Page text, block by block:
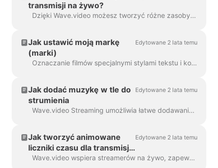
transmisji na żywo?
Dzięki Wave.video możesz tworzyć różne zasoby, aby efektywnie planować, promować, hostować i zmieniać przeznaczenie filmów na żywo. Miniaturka wideo jest niezbędnym elementem...
Jak ustawić moją markę
(marki)
Edytowane 2 lata temu
Oznaczanie filmów specjalnymi stylami tekstu i konfigurowalnymi komponentami jest jedną z najpopularniejszych funkcji narzędzia do edycji wideo Wave.video. Jeśli chcesz ...
Jak dodać muzykę w tle do
strumienia
Edytowane 2 lata temu
Wave.video Streaming umożliwia łatwe dodawanie muzyki w tle do transmisji na żywo, od chill jazzu po energiczną muzykę elektroniczną. Wewnątrz...
Jak tworzyć animowane
liczniki czasu dla transmisji
na żywo?
Edytowane 2 lata temu
Wave.video wspiera streamerów na żywo, zapewniając im wszystko, co jest potrzebne do wykonywania niezapomnianych markowych pokazów na żywo. Dzięki edytorowi Wave.video można ...